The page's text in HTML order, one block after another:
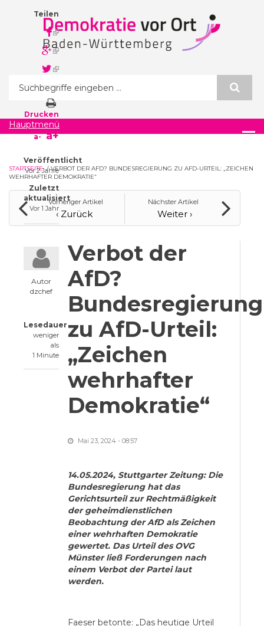
Suchformular
Hauptmenü
STARTSEITE / VERBOT DER AFD? BUNDESREGIERUNG ZU AFD-URTEIL: „ZEICHEN
WEHRHAFTER DEMOKRATIE“
Vorheriger Artikel
‹ Zurück
Nächster Artikel
Weiter ›
Autor
dzchef
Lesedauer
weniger
als
1 Minute
Teilen
(link is
external)
(link is
external)
external)
Drucken
a- a+
Veröffentlicht
Vor 2 Jahre
Zuletzt
aktualisiert
Vor 1 Jahr
Verbot der
AfD?
Bundesregierung
zu AfD-Urteil:
„Zeichen
wehrhafter
Demokratie“
Mai 23, 2024 - 08:57
14.05.2024, Stuttgarter Zeitung: Die
Bundesregierung hat das
Gerichtsurteil zur Rechtmäßigkeit
der geheimdienstlichen
Beobachtung der AfD als Zeichen
einer wehrhaften Demokratie
gewertet. Das Urteil des OVG
Münster ließ Forderungen nach
einem Verbot der Partei laut
werden.
Faeser betonte: „Das heutige Urteil